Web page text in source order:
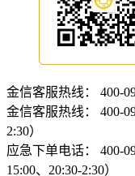
金信客服热线： 400-
金信客服热线：
400-
2:30）
应急下单电话：
400-
15:00、20:30-2:30）